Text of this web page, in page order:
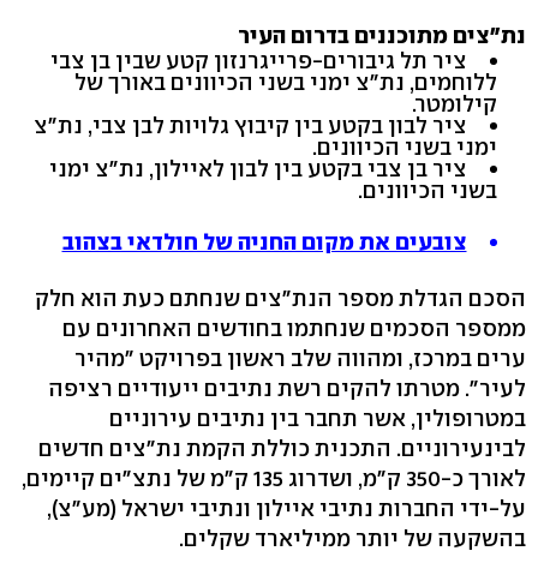
נת"צים מתוכננים בדרום העיר
ציר תל גיבורים-פרייגרנזון קטע שבין בן צבי
ללוחמים, נת"צ ימני בשני הכיוונים באורך של
קילומטר.
ציר לבון בקטע בין קיבוץ גלויות לבן צבי, נת"צ
ימני בשני הכיוונים.
ציר בן צבי בקטע בין לבון לאיילון, נת"צ ימני
בשני הכיוונים.
צובעים את מקום החניה של חולדאי בצהוב
הסכם הגדלת מספר הנת"צים שנחתם כעת הוא חלק
ממספר הסכמים שנחתמו בחודשים האחרונים עם
ערים במרכז, ומהווה שלב ראשון בפרויקט "מהיר
לעיר". מטרתו להקים רשת נתיבים ייעודיים רציפה
במטרופולין, אשר תחבר בין נתיבים עירוניים
לבינעירוניים. התכנית כוללת הקמת נת"צים חדשים
לאורך כ-350 ק"מ, ושדרוג 135 ק"מ של נתצ"ים קיימים,
על-ידי החברות נתיבי איילון ונתיבי ישראל (מע"צ),
בהשקעה של יותר ממיליארד שקלים.